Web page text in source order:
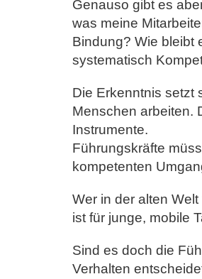
Genauso gibt es
was meine
Bindung? Wie bleibt
systematisch
Die Erkenntnis setzt
Menschen arbeiten.
Instrumente.
Führungskräfte
kompetenten
Wer in der alten
ist für junge, mobile
Sind es doch die
Verhalten